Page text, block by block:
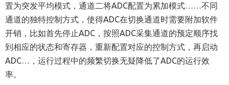
置为突发平均模式，通道二将ADC配置为累加模式……不同
通道的独特控制方式，使得ADC在切换通道时需要附加软件
开销，比如首先停止ADC，按照ADC采集通道的预定顺序找
到相应的状态和寄存器，重新配置对应的控制方式，再启动
ADC… ， 运行过程中的频繁切换无疑降低了ADC的运行效
率。